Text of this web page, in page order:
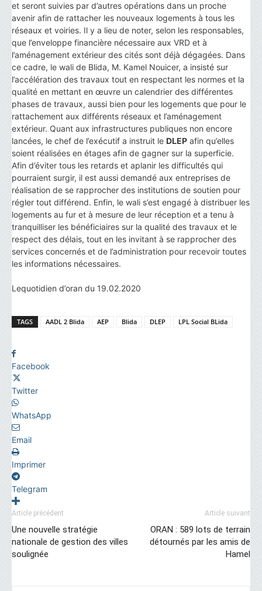
et seront suivies par d’autres opérations dans un proche
avenir afin de rattacher les nouveaux logements à tous les
réseaux et voiries. Il y a lieu de noter, selon les responsables,
que l’enveloppe financière nécessaire aux VRD et à
l’aménagement extérieur des cités sont déjà dégagées. Dans
ce cadre, le wali de Blida, M. Kamel Nouicer, a insisté sur
l’accélération des travaux tout en respectant les normes et la
qualité en mettant en œuvre un calendrier des différentes
phases de travaux, aussi bien pour les logements que pour le
rattachement aux différents réseaux et l’aménagement
extérieur. Quant aux infrastructures publiques non encore
lancées, le chef de l’exécutif a instruit le DLEP afin qu’elles
soient réalisées en étages afin de gagner sur la superficie.
Afin d’éviter tous les retards et aplanir les difficultés qui
pourraient surgir, il est aussi demandé aux entreprises de
réalisation de se rapprocher des institutions de soutien pour
régler tout différend. Enfin, le wali s’est engagé à distribuer les
logements au fur et à mesure de leur réception et a tenu à
tranquilliser les bénéficiaires sur la qualité des travaux et le
respect des délais, tout en les invitant à se rapprocher des
services concernés et de l’administration pour recevoir toutes
les informations nécessaires.
Lequotidien d’oran du 19.02.2020
TAGS AADL 2 Blida AEP Blida DLEP LPL Social BLida
Facebook
Twitter
WhatsApp
Email
Imprimer
Telegram
Article précédent
Une nouvelle stratégie
nationale de gestion des villes
soulignée
Article suivant
ORAN : 589 lots de terrain
détournés par les amis de
Hamel